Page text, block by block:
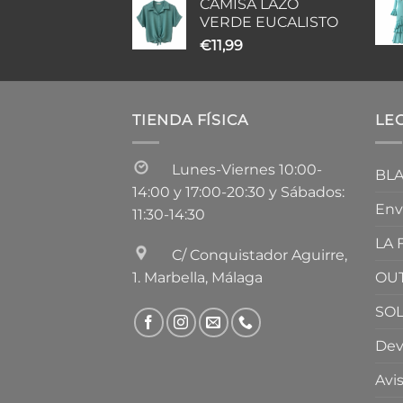
CAMISA LAZO
VERDE EUCALISTO
€11,99
TIENDA FÍSICA
Lunes-Viernes 10:00-
14:00 y 17:00-20:30 y Sábados:
11:30-14:30
C/ Conquistador Aguirre,
1. Marbella, Málaga
LA